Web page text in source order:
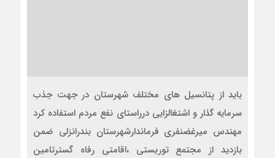
باید از پتانسیل های مختلف شهرستان در جهت جذب
سرمایه گذار و اشتغالزایی درراستای نفع مردم استفاده کرد
مهندس میرغضنفری فرماندارشهرستان بندرانزلی ضمن
بازدید از مجتمع توریستی ،اقامتی رفاه گسترتامین